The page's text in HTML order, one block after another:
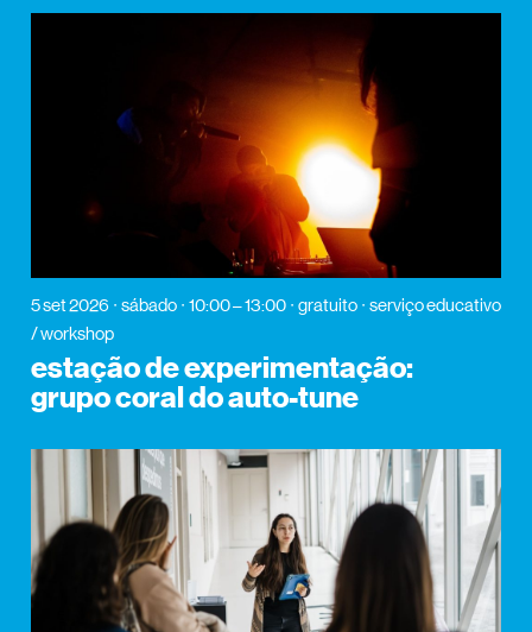
5 set 2026 sábado 10:00 – 13:00 gratuito
serviço educativo
/ workshop
estação de experimentação:
grupo coral do auto-tune